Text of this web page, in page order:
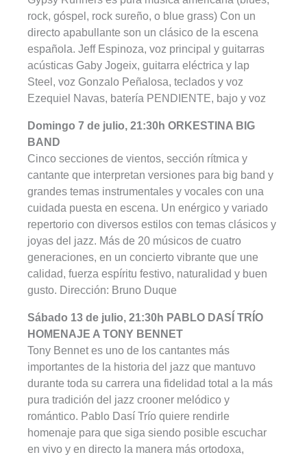
rock, góspel, rock sureño, o blue grass) Con un
directo apabullante son un clásico de la escena
española. Jeff Espinoza, voz principal y guitarras
acústicas Gaby Jogeix, guitarra eléctrica y lap
Steel, voz Gonzalo Peñalosa, teclados y voz
Ezequiel Navas, batería PENDIENTE, bajo y voz
Domingo 7 de julio, 21:30h ORKESTINA BIG
BAND
Cinco secciones de vientos, sección rítmica y
cantante que interpretan versiones para big band y
grandes temas instrumentales y vocales con una
cuidada puesta en escena. Un enérgico y variado
repertorio con diversos estilos con temas clásicos y
joyas del jazz. Más de 20 músicos de cuatro
generaciones, en un concierto vibrante que une
calidad, fuerza espíritu festivo, naturalidad y buen
gusto. Dirección: Bruno Duque
Sábado 13 de julio, 21:30h PABLO DASÍ TRÍO
HOMENAJE A TONY BENNET
Tony Bennet es uno de los cantantes más
importantes de la historia del jazz que mantuvo
durante toda su carrera una fidelidad total a la más
pura tradición del jazz crooner melódico y
romántico. Pablo Dasí Trío quiere rendirle
homenaje para que siga siendo posible escuchar
en vivo y en directo la manera más ortodoxa,